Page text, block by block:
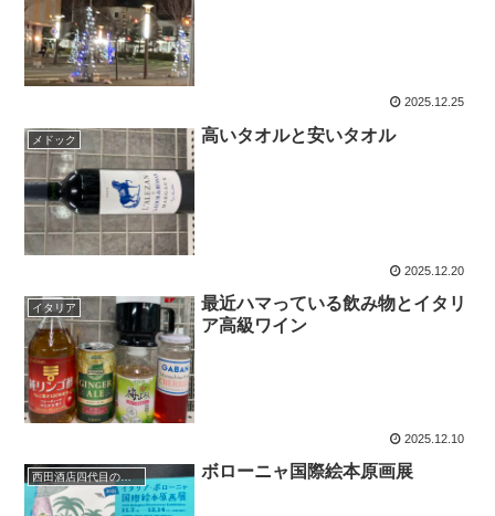
2025.12.25
メドック 高いタオルと安いタオル
2025.12.20
イタリア
最近ハマっている飲み物とイタリ
ア高級ワイン
2025.12.10
西田酒店四代目のひとり言 ボローニャ国際絵本原画展